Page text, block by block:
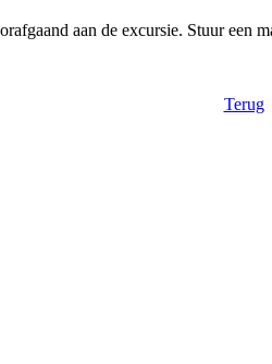
aan de excursie. Stuur
Terug